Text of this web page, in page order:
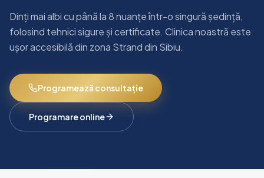
Dinți mai albi cu până la 8 nuanțe într-o singură ședință,
folosind tehnici sigure și certificate. Clinica noastră este
ușor accesibilă din zona Strand din Sibiu.
Programează consultație
Programare online